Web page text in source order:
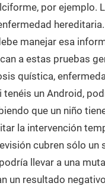
por ejemplo.
hereditaria.
manejar esa
a estas pruebas
quística,
un Android,
que un niño
la intervención
cubren sólo
llevar a una
un resultado